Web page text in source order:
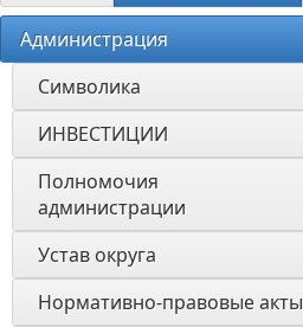
Администрация
Символика
ИНВЕСТИЦИИ
Полномочия
администрации
Устав округа
Нормативно-правовые акты